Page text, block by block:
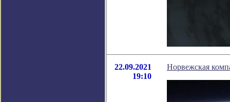
22.09.2021
19:10
Норвежская